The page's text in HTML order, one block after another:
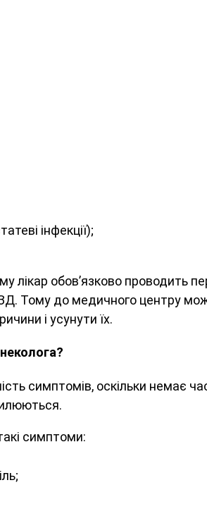
інфекції);
лікар обов’язково проводить
Тому до медичного центру
і усунути їх.
симптомів, оскільки немає
симптоми: